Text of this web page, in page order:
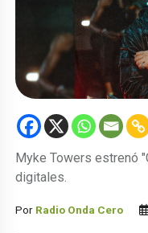
Myke Towers estrenó
digitales.
Por Radio Onda Cero